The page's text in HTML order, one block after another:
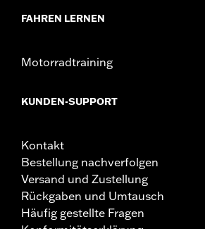
FAHREN LERNEN
Motorradtraining
KUNDEN-SUPPORT
Kontakt
Bestellung nachverfolgen
Versand und Zustellung
Rückgaben und Umtausch
Häufig gestellte Fragen